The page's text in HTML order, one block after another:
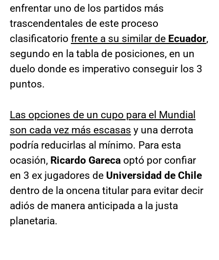
enfrentar uno de los partidos más
trascendentales de este proceso
clasificatorio frente a su similar de Ecuador,
segundo en la tabla de posiciones, en un
duelo donde es imperativo conseguir los 3
puntos.
Las opciones de un cupo para el Mundial
son cada vez más escasas y una derrota
podría reducirlas al mínimo. Para esta
ocasión, Ricardo Gareca optó por confiar
en 3 ex jugadores de Universidad de Chile
dentro de la oncena titular para evitar decir
adiós de manera anticipada a la justa
planetaria.